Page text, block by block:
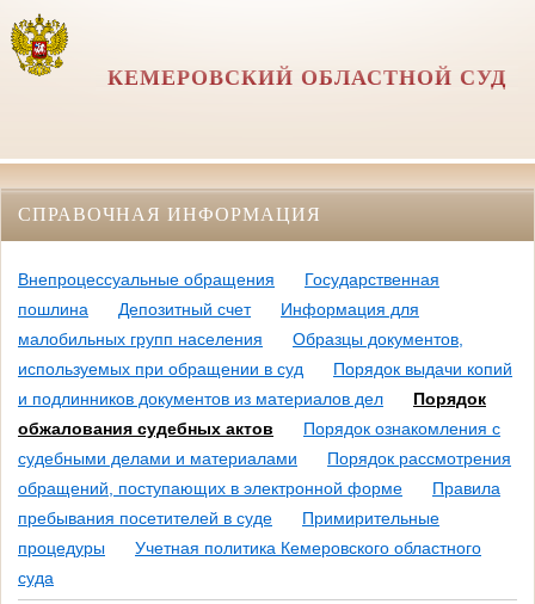
КЕМЕРОВСКИЙ ОБЛАСТНОЙ СУД
СПРАВОЧНАЯ ИНФОРМАЦИЯ
Внепроцессуальные обращения
Государственная
пошлина
Депозитный счет
Информация для
малобильных групп населения
Образцы документов,
используемых при обращении в суд
Порядок выдачи копий
и подлинников документов из материалов дел
Порядок
обжалования судебных актов
Порядок ознакомления с
судебными делами и материалами
Порядок рассмотрения
обращений, поступающих в электронной форме
Правила
пребывания посетителей в суде
Примирительные
процедуры
Учетная политика Кемеровского областного
суда